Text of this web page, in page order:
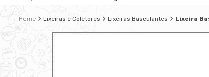
Lixeiras e Coletores Lixeiras Basculantes Lixeira